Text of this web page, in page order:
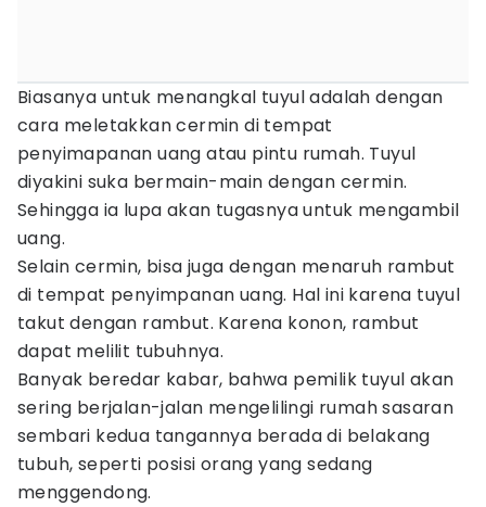
Biasanya untuk menangkal tuyul adalah dengan
cara meletakkan cermin di tempat
penyimapanan uang atau pintu rumah. Tuyul
diyakini suka bermain-main dengan cermin.
Sehingga ia lupa akan tugasnya untuk mengambil
uang.
Selain cermin, bisa juga dengan menaruh rambut
di tempat penyimpanan uang. Hal ini karena tuyul
takut dengan rambut. Karena konon, rambut
dapat melilit tubuhnya.
Banyak beredar kabar, bahwa pemilik tuyul akan
sering berjalan-jalan mengelilingi rumah sasaran
sembari kedua tangannya berada di belakang
tubuh, seperti posisi orang yang sedang
menggendong.